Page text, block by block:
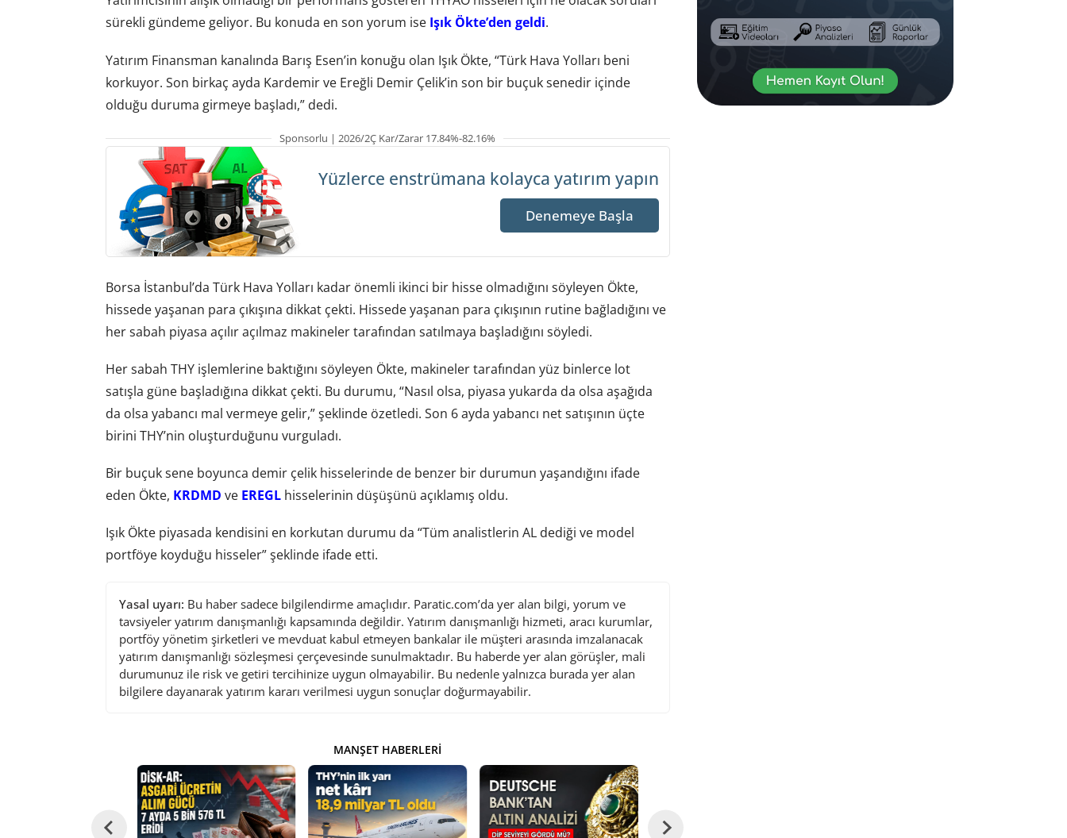
sürekli gündeme geliyor. Bu konuda en son yorum ise Işık Ökte’den geldi.
Yatırım Finansman kanalında Barış Esen’in konuğu olan Işık Ökte, “Türk Hava Yolları beni
korkuyor. Son birkaç ayda Kardemir ve Ereğli Demir Çelik’in son bir buçuk senedir içinde
olduğu duruma girmeye başladı,” dedi.
Sponsorlu | 2026/2Ç Kar/Zarar 17.84%-82.16%
Yüzlerce enstrümana kolayca yatırım yapın
Denemeye Başla
Borsa İstanbul’da Türk Hava Yolları kadar önemli ikinci bir hisse olmadığını söyleyen Ökte,
hissede yaşanan para çıkışına dikkat çekti. Hissede yaşanan para çıkışının rutine bağladığını ve
her sabah piyasa açılır açılmaz makineler tarafından satılmaya başladığını söyledi.
Her sabah THY işlemlerine baktığını söyleyen Ökte, makineler tarafından yüz binlerce lot
satışla güne başladığına dikkat çekti. Bu durumu, “Nasıl olsa, piyasa yukarda da olsa aşağıda
da olsa yabancı mal vermeye gelir,” şeklinde özetledi. Son 6 ayda yabancı net satışının üçte
birini THY’nin oluşturduğunu vurguladı.
Bir buçuk sene boyunca demir çelik hisselerinde de benzer bir durumun yaşandığını ifade
eden Ökte, KRDMD ve EREGLhisselerinin düşüşünü açıklamış oldu.
Işık Ökte piyasada kendisini en korkutan durumu da “Tüm analistlerin AL dediği ve model
portföye koyduğu hisseler” şeklinde ifade etti.
Yasal uyarı: Bu haber sadece bilgilendirme amaçlıdır. Paratic.com’da yer alan bilgi, yorum ve
tavsiyeler yatırım danışmanlığı kapsamında değildir. Yatırım danışmanlığı hizmeti, aracı kurumlar,
portföy yönetim şirketleri ve mevduat kabul etmeyen bankalar ile müşteri arasında imzalanacak
yatırım danışmanlığı sözleşmesi çerçevesinde sunulmaktadır. Bu haberde yer alan görüşler, mali
durumunuz ile risk ve getiri tercihinize uygun olmayabilir. Bu nedenle yalnızca burada yer alan
bilgilere dayanarak yatırım kararı verilmesi uygun sonuçlar doğurmayabilir.
MANŞET HABERLERI